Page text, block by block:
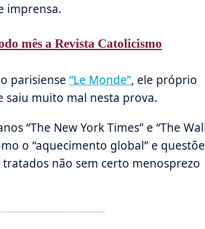
imprensa.
mês a Revista Catolicismo
parisiense “Le Monde”, ele próprio
saiu muito mal nesta prova.
“The New York Times” e “The
o “aquecimento global” e
não sem certo menosprezo